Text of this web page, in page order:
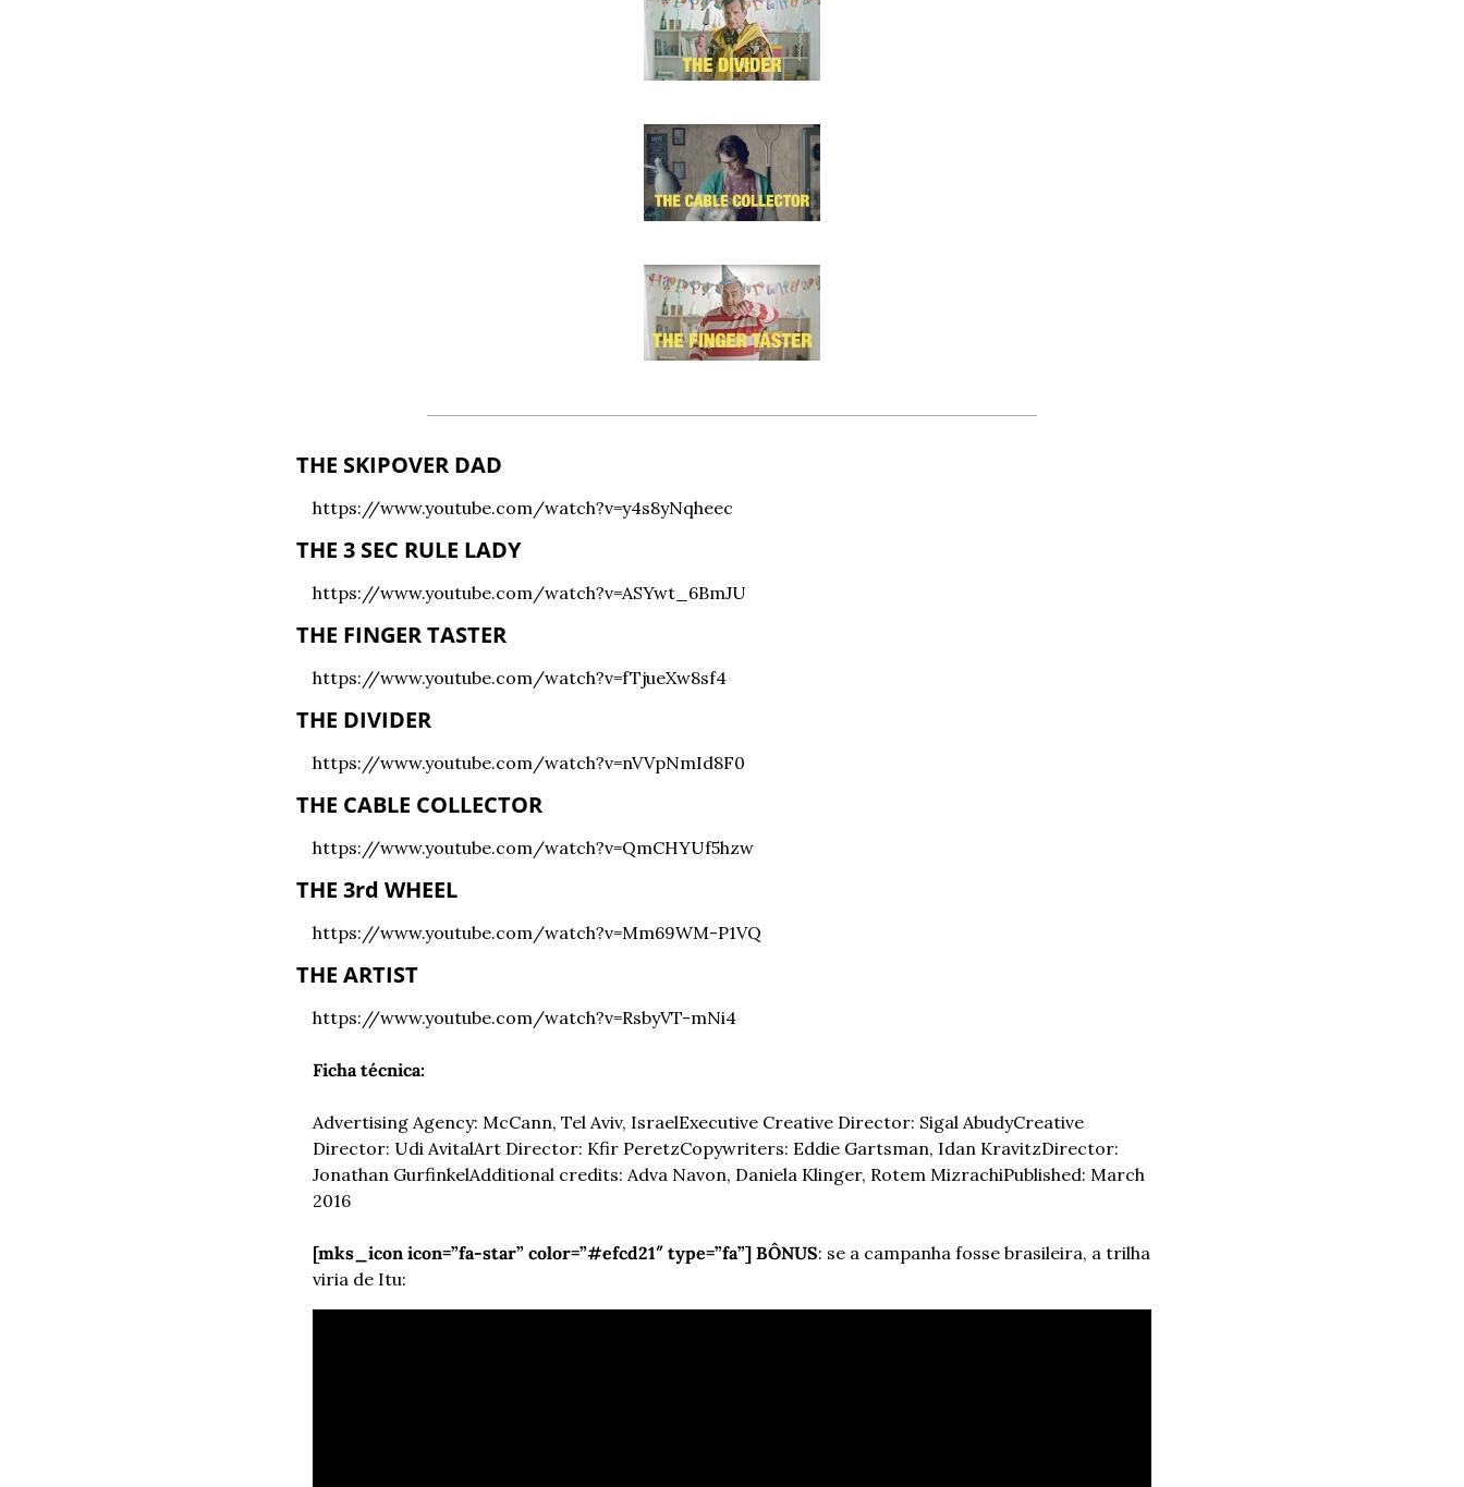
THE SKIPOVER DAD
https://www.youtube.com/watch?v=y4s8yNqheec
THE 3 SEC RULE LADY
https://www.youtube.com/watch?v=ASYwt_6BmJU
THE FINGER TASTER
https://www.youtube.com/watch?v=fTjueXw8sf4
THE DIVIDER
https://www.youtube.com/watch?v=nVVpNmId8F0
THE CABLE COLLECTOR
https://www.youtube.com/watch?v=QmCHYUf5hzw
THE 3rd WHEEL
https://www.youtube.com/watch?v=Mm69WM-P1VQ
THE ARTIST
https://www.youtube.com/watch?v=RsbyVT-mNi4
Ficha técnica:
Advertising Agency: McCann, Tel Aviv, IsraelExecutive Creative Director: Sigal AbudyCreative
Director: Udi AvitalArt Director: Kfir PeretzCopywriters: Eddie Gartsman, Idan KravitzDirector:
Jonathan GurfinkelAdditional credits: Adva Navon, Daniela Klinger, Rotem MizrachiPublished: March
2016
[mks_icon icon=”fa-star” color=”#efcd21″ type=”fa”] BÔNUS: se a campanha fosse brasileira, a trilha
viria de Itu: